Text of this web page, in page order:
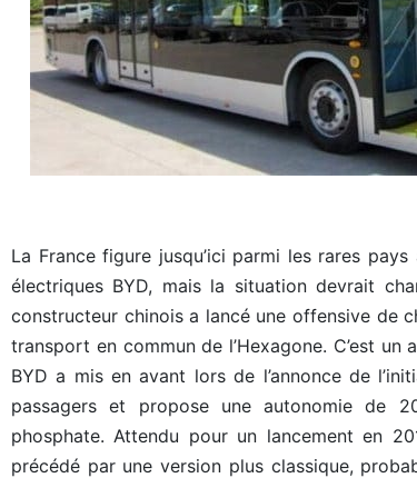
La France figure jusqu’ici parmi les rares
électriques BYD, mais la situation devrait
constructeur chinois a lancé une offensive de
transport en commun de l’Hexagone. C’est
BYD a mis en avant lors de l’annonce de
passagers et propose une autonomie de
phosphate. Attendu pour un lancement en
précédé par une version plus classique,